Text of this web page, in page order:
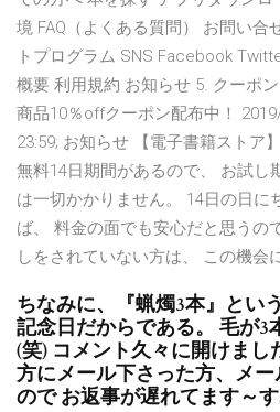
境 FAQ（よくある質問） お問い合
トプログラム SNS Facebook
概要 利用規約 お知らせ 5. クーポ
商品10％offクーポン配布中！
23:59; お知らせ 【電子書籍ストア
無料14日期間があるので、 お試し
は一切かかりません。 14日の日に
ば、 料金の面でも安心だと思うの
しをされていない方は、 この機会
ちなみに、『蝋燭3本』とい
記念日だからである。 毛が3
(笑) コメント久々に開けまし
方にメール下さった方、メ
ので お返事が遅れてます～す